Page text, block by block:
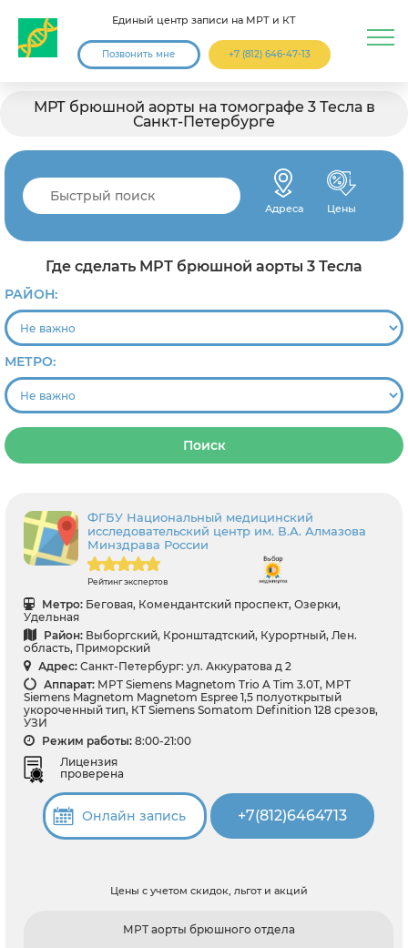
Единый центр записи на МРТ и КТ
Позвонить мне +7 (812) 646-47-13
МРТ брюшной аорты на томографе 3 Тесла в
Санкт-Петербурге
Адреса Цены
Где сделать МРТ брюшной аорты 3 Тесла
РАЙОН:
МЕТРО:
Поиск
ФГБУ Национальный медицинский
исследовательский центр им. В.А. Алмазова
Минздрава России
Рейтинг экспертов
Метро: Беговая, Комендантский проспект, Озерки,
Удельная
Район: Выборгский, Кронштадтский, Курортный, Лен.
область, Приморский
Адрес: Санкт-Петербург: ул. Аккуратова д 2
Аппарат: МРТ Siemens Magnetom Trio A Tim 3.0Т, МРТ
Siemens Magnetom Magnetom Espree 1,5 полуоткрытый
укороченный тип, КТ Siemens Somatom Definition 128 срезов,
УЗИ
Режим работы: 8:00-21:00
Лицензия
проверена
Онлайн запись +7(812)6464713
Цены с учетом скидок, льгот и акций
МРТ аорты брюшного отдела